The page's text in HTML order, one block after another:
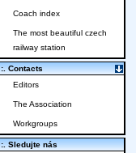
Coach index
The most beautiful czech
railway station
:. Contacts
Editors
The Association
Workgroups
:. Sledujte nás